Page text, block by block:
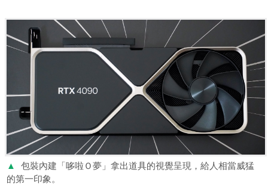
▲
包裝內建「哆啦Ｏ夢」拿出道具的視覺呈現，給人相當威猛
的第一印象。